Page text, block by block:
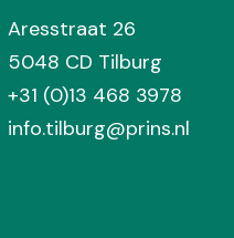
Aresstraat 26
5048 CD Tilburg
+31 (0)13 468 3978
info.tilburg@prins.nl